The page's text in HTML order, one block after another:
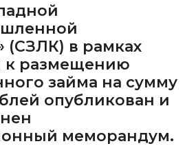
(СЗЛК) в рамках
к размещению
займа на сумму
опубликован и
меморандум.